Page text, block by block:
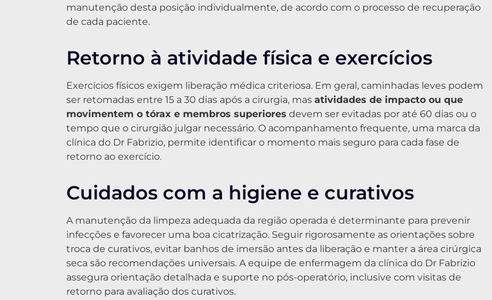
manutenção desta posição individualmente, de acordo com o processo de recuperação
de cada paciente.
Retorno à atividade física e exercícios
Exercícios físicos exigem liberação médica criteriosa. Em geral, caminhadas leves podem
ser retomadas entre 15 a 30 dias após a cirurgia, mas atividades de impacto ou que
movimentem o tórax e membros superiores devem ser evitadas por até 60 dias ou o
tempo que o cirurgião julgar necessário. O acompanhamento frequente, uma marca da
clínica do Dr Fabrizio, permite identificar o momento mais seguro para cada fase de
retorno ao exercício.
Cuidados com a higiene e curativos
A manutenção da limpeza adequada da região operada é determinante para prevenir
infecções e favorecer uma boa cicatrização. Seguir rigorosamente as orientações sobre
troca de curativos, evitar banhos de imersão antes da liberação e manter a área cirúrgica
seca são recomendações universais. A equipe de enfermagem da clínica do Dr Fabrizio
assegura orientação detalhada e suporte no pós-operatório, inclusive com visitas de
retorno para avaliação dos curativos.